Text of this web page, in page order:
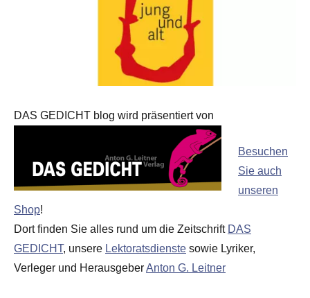
DAS GEDICHT blog wird präsentiert von
Besuchen
Sie auch
unseren
Shop!
Dort finden Sie alles rund um die Zeitschrift DAS
GEDICHT, unsere Lektoratsdienste sowie Lyriker,
Verleger und HerausgeberAnton G. Leitner